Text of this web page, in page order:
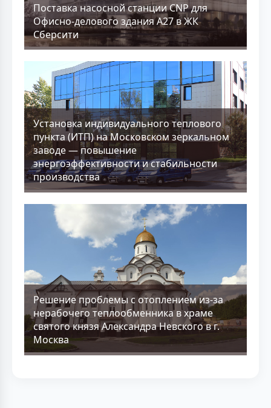
Поставка насосной станции CNP для
Офисно-делового здания А27 в ЖК
Сберсити
Установка индивидуального теплового
пункта (ИТП) на Московском зеркальном
заводе — повышение
энергоэффективности и стабильности
производства
Решение проблемы с отоплением из-за
нерабочего теплообменника в храме
святого князя Александра Невского в г.
Москва